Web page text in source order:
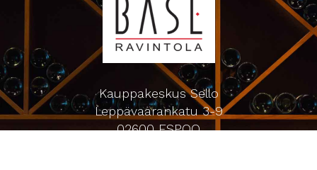
Kauppakeskus Sello
Leppävaarankatu 3-9
02600 ESPOO